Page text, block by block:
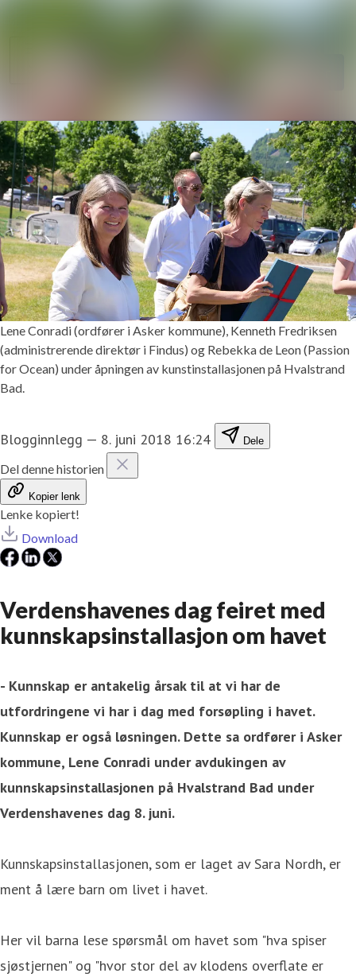
Lene Conradi (ordfører i Asker kommune), Kenneth Fredriksen
(administrerende direktør i Findus) og Rebekka de Leon (Passion
for Ocean) under åpningen av kunstinstallasjonen på Hvalstrand
Bad.
Blogginnlegg — 8. juni 2018 16:24 Dele
Del denne historien
Kopier lenk
Lenke kopiert!
Download
Verdenshavenes dag feiret med
kunnskapsinstallasjon om havet
- Kunnskap er antakelig årsak til at vi har de
utfordringene vi har i dag med forsøpling i havet.
Kunnskap er også løsningen. Dette sa ordfører i Asker
kommune, Lene Conradi under avdukingen av
kunnskapsinstallasjonen på Hvalstrand Bad under
Verdenshavenes dag 8. juni.
Kunnskapsinstallasjonen, som er laget av Sara Nordh, er
ment å lære barn om livet i havet.
Her vil barna lese spørsmål om havet som "hva spiser
sjøstjernen" og "hvor stor del av klodens overflate er